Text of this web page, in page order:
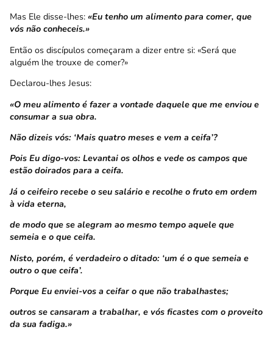
Mas Ele disse-lhes: «Eu tenho um alimento para comer, que
vós não conheceis.»
Então os discípulos começaram a dizer entre si: «Será que
alguém lhe trouxe de comer?»
Declarou-lhes Jesus:
«O meu alimento é fazer a vontade daquele que me enviou e
consumar a sua obra.
Não dizeis vós: ‘Mais quatro meses e vem a ceifa’?
Pois Eu digo-vos: Levantai os olhos e vede os campos que
estão doirados para a ceifa.
Já o ceifeiro recebe o seu salário e recolhe o fruto em ordem
à vida eterna,
de modo que se alegram ao mesmo tempo aquele que
semeia e o que ceifa.
Nisto, porém, é verdadeiro o ditado: ‘um é o que semeia e
outro o que ceifa’.
Porque Eu enviei-vos a ceifar o que não trabalhastes;
outros se cansaram a trabalhar, e vós ficastes com o proveito
da sua fadiga.»